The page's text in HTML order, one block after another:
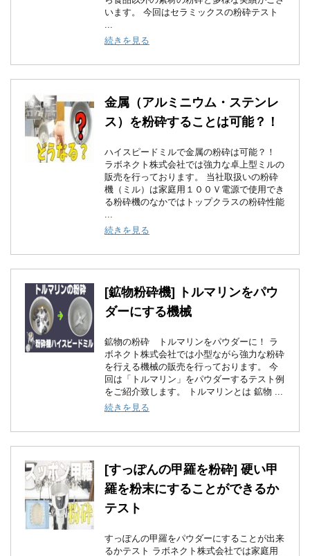
います。 今回はセラミックスの粉砕テスト
続きを見る
金属（アルミニウム・ステンレ
ス）を粉砕することは可能？！
ハイスピードミルで金属の粉砕は可能？！
ラボネクト株式会社では強力な卓上型ミルの
販売を行っております。 当社取扱いの粉砕
機（ミル）は家庭用１００Ｖ電源で使用でき
る粉砕機のなかではトップクラスの粉砕性能
続きを見る
[鉱物粉砕機] トルマリンをパウ
ダーにする機械
鉱物の粉砕 トルマリンをパウダーに！ ラ
ボネクト株式会社では小型ながら強力な粉砕
を行える機械の販売を行っております。 今
回は「トルマリン」をパウダーするテスト例
をご紹介致します。 トルマリンとは 鉱物 ...
続きを見る
[すっぽんの甲羅を粉砕] 硬い甲
羅を粉末にすることができるか
テスト
すっぽんの甲羅をパウダーにすることが出来
るかテスト ラボネクト株式会社では家庭用